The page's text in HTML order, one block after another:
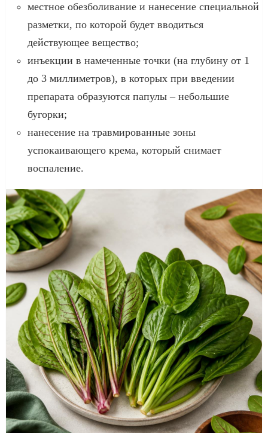
местное обезболивание и нанесение специальной
разметки, по которой будет вводиться
действующее вещество;
инъекции в намеченные точки (на глубину от 1
до 3 миллиметров), в которых при введении
препарата образуются папулы – небольшие
бугорки;
нанесение на травмированные зоны
успокаивающего крема, который снимает
воспаление.